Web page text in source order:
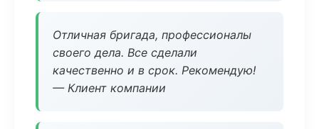
Отличная бригада, профессионалы
своего дела. Все сделали
качественно и в срок. Рекомендую!
— Клиент компании